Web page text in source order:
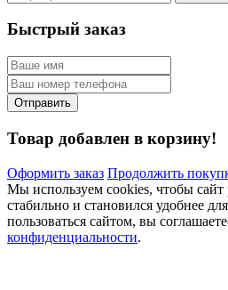
Быстрый заказ
Товар добавлен в корзину!
Оформить заказ Продолжить
Мы используем cookies, чтобы сайт
стабильно и становился удобнее
пользоваться сайтом, вы
конфиденциальности.